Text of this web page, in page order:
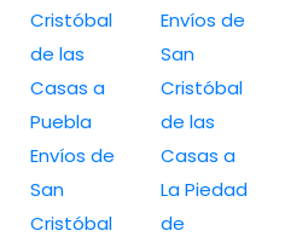
Cristóbal
de las
Casas a
Puebla
Envíos de
San
Cristóbal
Envíos de
San
Cristóbal
de las
Casas a
La Piedad
de